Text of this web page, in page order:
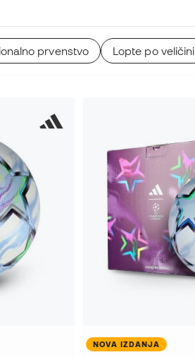
prvenstvo Lopte po veličini
NOVA IZDANJA